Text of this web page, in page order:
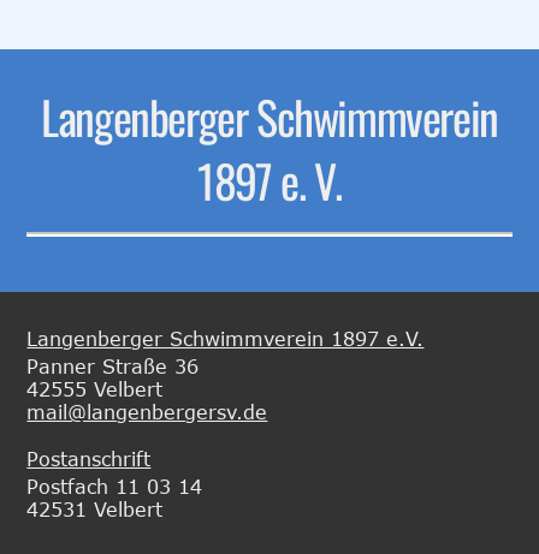
Langenberger Schwimmverein
1897 e. V.
Langenberger Schwimmverein 1897 e.V.
Panner Straße 36
42555 Velbert
mail@langenbergersv.de
Postanschrift
Postfach 11 03 14
42531 Velbert